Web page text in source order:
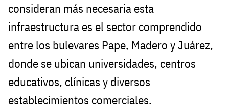
consideran más necesaria esta
infraestructura es el sector comprendido
entre los bulevares Pape, Madero y Juárez,
donde se ubican universidades, centros
educativos, clínicas y diversos
establecimientos comerciales.